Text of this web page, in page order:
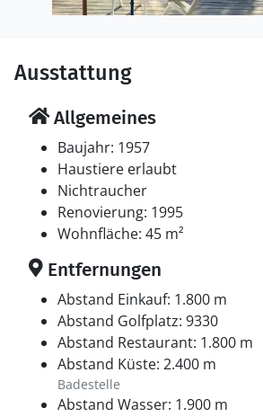
Ausstattung
Allgemeines
Baujahr: 1957
Haustiere erlaubt
Nichtraucher
Renovierung: 1995
Wohnfläche: 45 m²
Entfernungen
Abstand Einkauf: 1.800 m
Abstand Golfplatz: 9330
Abstand Restaurant: 1.800 m
Abstand Küste: 2.400 m
Badestelle
Abstand Wasser: 1.900 m